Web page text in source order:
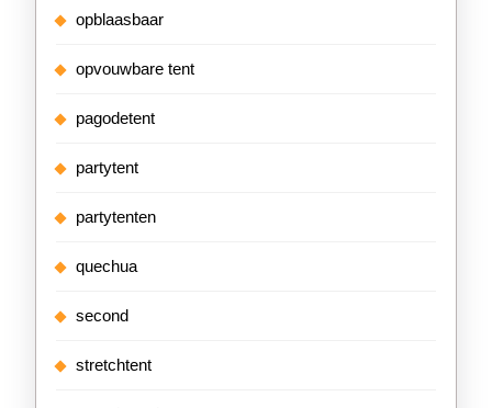
opblaasbaar
opvouwbare tent
pagodetent
partytent
partytenten
quechua
second
stretchtent